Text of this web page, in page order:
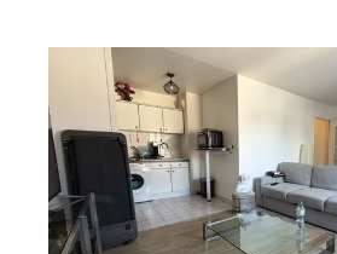
CLAYE SOUILLY 77
33,01 m2 , 1 pièce
Ref : 2681
Appartement F1 à vendre
132 000 €
Visiter le site dédié